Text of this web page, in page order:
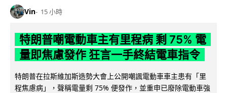
Vin 15 小時
特朗普嘲電動車主有里程病 剩 75% 電
量即焦慮發作 狂言一手終結電車指令
特朗普在拉斯維加斯造勢大會上公開嘲諷電動車車主患有「里
程焦慮病」，聲稱電量剩 75% 便發作，並重申已廢除電動車強